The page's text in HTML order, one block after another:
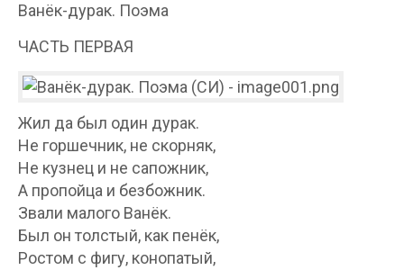
Ванёк-дурак. Поэма
ЧАСТЬ ПЕРВАЯ
Жил да был один дурак.
Не горшечник, не скорняк,
Не кузнец и не сапожник,
А пропойца и безбожник.
Звали малого Ванёк.
Был он толстый, как пенёк,
Ростом с фигу, конопатый,